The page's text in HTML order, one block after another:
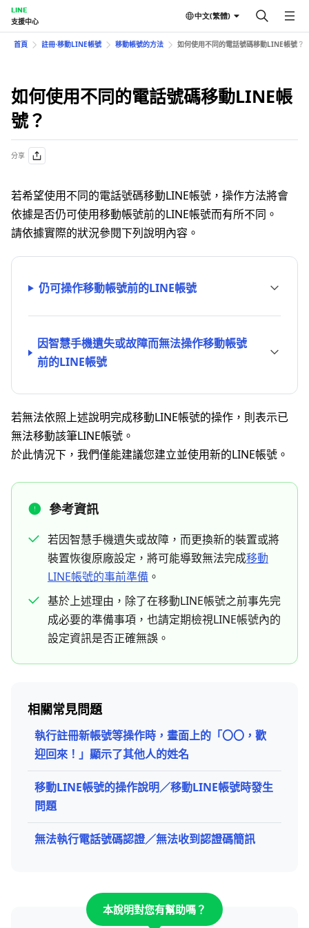
LINE
支援中心
中文(繁體)
首頁 註冊⋅移動LINE帳號 移動帳號的方法 如何使用不同的電話號碼移動LINE帳號？
如何使用不同的電話號碼移動LINE帳
號？
分享
若希望使用不同的電話號碼移動LINE帳號，操作方法將會
依據是否仍可使用移動帳號前的LINE帳號而有所不同。
請依據實際的狀況參閱下列說明內容。
仍可操作移動帳號前的LINE帳號
因智慧手機遺失或故障而無法操作移動帳號
前的LINE帳號
若無法依照上述說明完成移動LINE帳號的操作，則表示已
無法移動該筆LINE帳號。
於此情況下，我們僅能建議您建立並使用新的LINE帳號。
參考資訊
若因智慧手機遺失或故障，而更換新的裝置或將
裝置恢復原廠設定，將可能導致無法完成移動
LINE帳號的事前準備 。
基於上述理由，除了在移動LINE帳號之前事先完
成必要的準備事項，也請定期檢視LINE帳號內的
設定資訊是否正確無誤。
相關常見問題
執行註冊新帳號等操作時，畫面上的「〇〇，歡
迎回來！」顯示了其他人的姓名
移動LINE帳號的操作說明／移動LINE帳號時發生
問題
無法執行電話號碼認證／無法收到認證碼簡訊
本說明對您有幫助嗎？